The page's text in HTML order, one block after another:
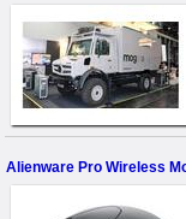
Alienware Pro Wireless